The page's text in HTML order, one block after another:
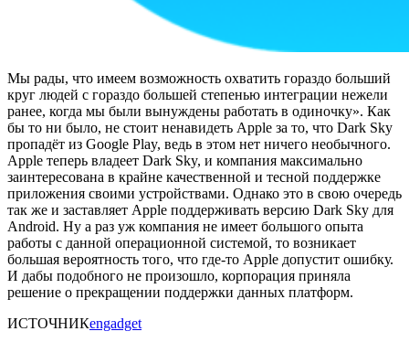
Мы рады, что имеем возможность охватить гораздо больший
круг людей с гораздо большей степенью интеграции нежели
ранее, когда мы были вынуждены работать в одиночку». Как
бы то ни было, не стоит ненавидеть Apple за то, что Dark Sky
пропадёт из Google Play, ведь в этом нет ничего необычного.
Apple теперь владеет Dark Sky, и компания максимально
заинтересована в крайне качественной и тесной поддержке
приложения своими устройствами. Однако это в свою очередь
так же и заставляет Apple поддерживать версию Dark Sky для
Android. Ну а раз уж компания не имеет большого опыта
работы с данной операционной системой, то возникает
большая вероятность того, что где-то Apple допустит ошибку.
И дабы подобного не произошло, корпорация приняла
решение о прекращении поддержки данных платформ.
ИСТОЧНИКengadget